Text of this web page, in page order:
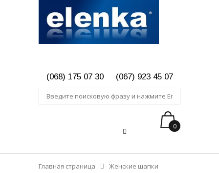
(068) 175 07 30 (067) 923 45 07
0
Главная страница
Женские шапки